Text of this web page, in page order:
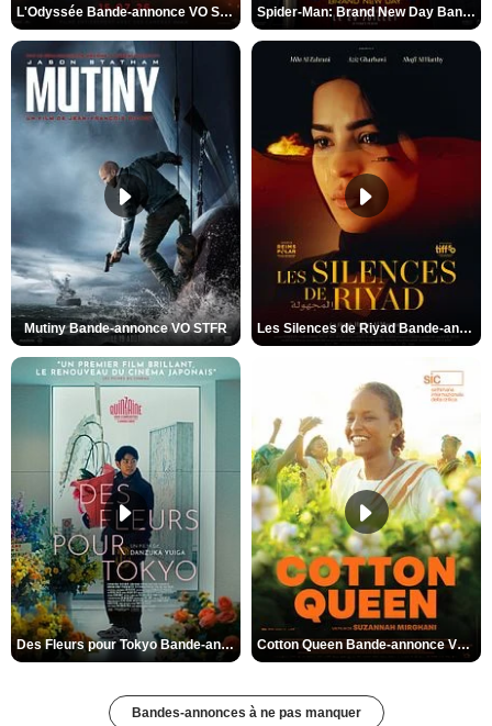
L'Odyssée Bande-annonce VO STFR Spider-Man: Brand New Day Bande-annonce VO STFR
Mutiny Bande-annonce VO STFR Les Silences de Riyad Bande-annonce VO STFR
Des Fleurs pour Tokyo Bande-annonce VO STFR Cotton Queen Bande-annonce VO STFR
Bandes-annonces à ne pas manquer